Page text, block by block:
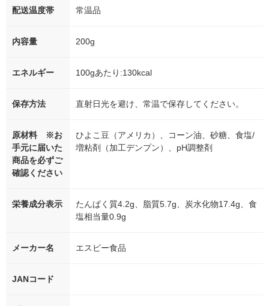
配送温度帯 常温品
内容量 200g
エネルギー 100gあたり:130kcal
保存方法 直射日光を避け、常温で保存してください。
原材料 ※お
手元に届いた
商品を必ずご
確認ください
ひよこ豆（アメリカ）、コーン油、砂糖、食塩/
増粘剤（加工デンプン）、pH調整剤
栄養成分表示
たんぱく質4.2g、脂質5.7g、炭水化物17.4g、食
塩相当量0.9g
メーカー名 エスビー食品
JANコード